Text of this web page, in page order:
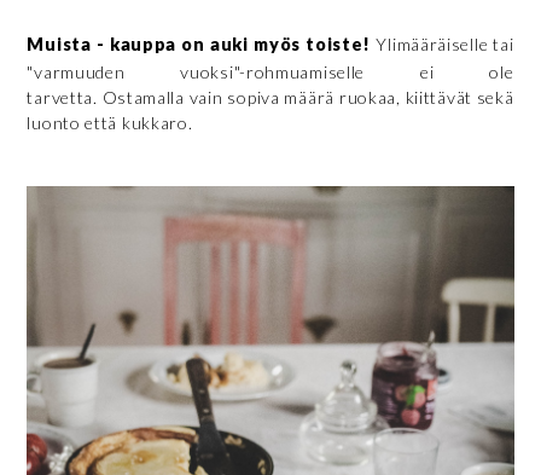
Muista - kauppa on auki myös toiste!Ylimääräiselle tai
"varmuuden vuoksi"-rohmuamiselle ei ole
tarvetta. Ostamalla vain sopiva määrä ruokaa, kiittävät sekä
luonto että kukkaro.